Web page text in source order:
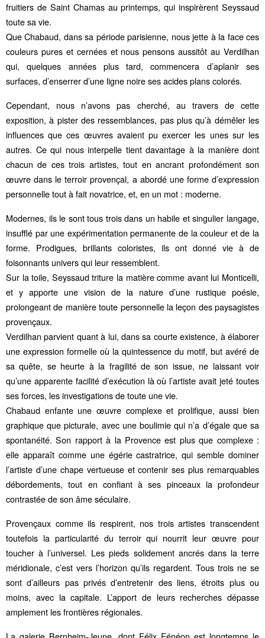
fruitiers de Saint Chamas au printemps, qui inspirèrent Seyssaud
toute sa vie.
Que Chabaud, dans sa période parisienne, nous jette à la face ces
couleurs pures et cernées et nous pensons aussitôt au Verdilhan
qui, quelques années plus tard, commencera d’aplanir ses
surfaces, d’enserrer d’une ligne noire ses acides plans colorés.
Cependant, nous n’avons pas cherché, au travers de cette
exposition, à pister des ressemblances, pas plus qu’à démêler les
influences que ces œuvres avaient pu exercer les unes sur les
autres. Ce qui nous interpelle tient davantage à la manière dont
chacun de ces trois artistes, tout en ancrant profondément son
œuvre dans le terroir provençal, a abordé une forme d’expression
personnelle tout à fait novatrice, et, en un mot : moderne.
Modernes, ils le sont tous trois dans un habile et singulier langage,
insufflé par une expérimentation permanente de la couleur et de la
forme. Prodigues, brillants coloristes, ils ont donné vie à de
foisonnants univers qui leur ressemblent.
Sur la toile, Seyssaud triture la matière comme avant lui Monticelli,
et y apporte une vision de la nature d’une rustique poésie,
prolongeant de manière toute personnelle la leçon des paysagistes
provençaux.
Verdilhan parvient quant à lui, dans sa courte existence, à élaborer
une expression formelle où la quintessence du motif, but avéré de
sa quête, se heurte à la fragilité de son issue, ne laissant voir
qu’une apparente facilité d’exécution là où l’artiste avait jeté toutes
ses forces, les investigations de toute une vie.
Chabaud enfante une œuvre complexe et prolifique, aussi bien
graphique que picturale, avec une boulimie qui n’a d’égale que sa
spontanéité. Son rapport à la Provence est plus que complexe :
elle apparaît comme une égérie castratrice, qui semble dominer
l’artiste d’une chape vertueuse et contenir ses plus remarquables
débordements, tout en confiant à ses pinceaux la profondeur
contrastée de son âme séculaire.
Provençaux comme ils respirent, nos trois artistes transcendent
toutefois la particularité du terroir qui nourrit leur œuvre pour
toucher à l’universel. Les pieds solidement ancrés dans la terre
méridionale, c’est vers l’horizon qu’ils regardent. Tous trois ne se
sont d’ailleurs pas privés d’entretenir des liens, étroits plus ou
moins, avec la capitale. L’apport de leurs recherches dépasse
amplement les frontières régionales.